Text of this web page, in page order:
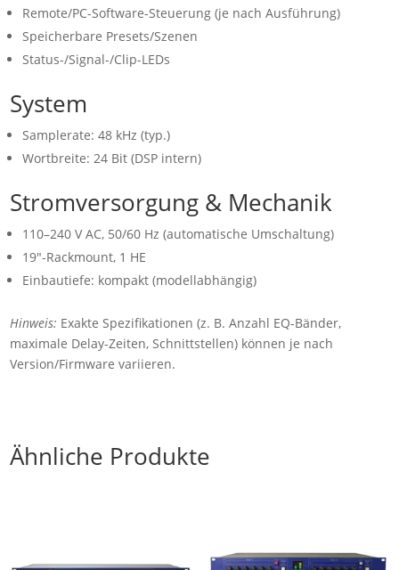
Remote/PC-Software-Steuerung (je nach Ausführung)
Speicherbare Presets/Szenen
Status-/Signal-/Clip-LEDs
System
Samplerate: 48 kHz (typ.)
Wortbreite: 24 Bit (DSP intern)
Stromversorgung & Mechanik
110–240 V AC, 50/60 Hz (automatische Umschaltung)
19″-Rackmount, 1 HE
Einbautiefe: kompakt (modellabhängig)
Hinweis: Exakte Spezifikationen (z. B. Anzahl EQ-Bänder,
maximale Delay-Zeiten, Schnittstellen) können je nach
Version/Firmware variieren.
Ähnliche Produkte